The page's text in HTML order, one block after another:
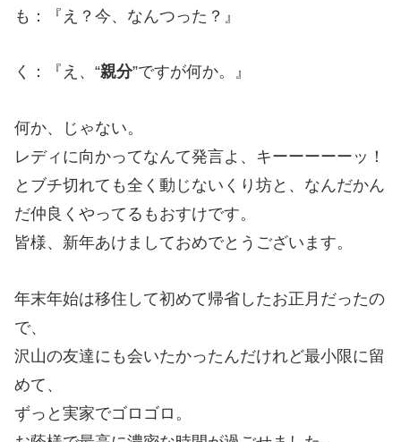
も：『え？今、なんつった？』
く：『え、“親分”ですが何か。』
何か、じゃない。
レディに向かってなんて発言よ、キーーーーーッ！
とブチ切れても全く動じないくり坊と、なんだかん
だ仲良くやってるもおすけです。
皆様、新年あけましておめでとうございます。
年末年始は移住して初めて帰省したお正月だったの
で、
沢山の友達にも会いたかったんだけれど最小限に留
めて、
ずっと実家でゴロゴロ。